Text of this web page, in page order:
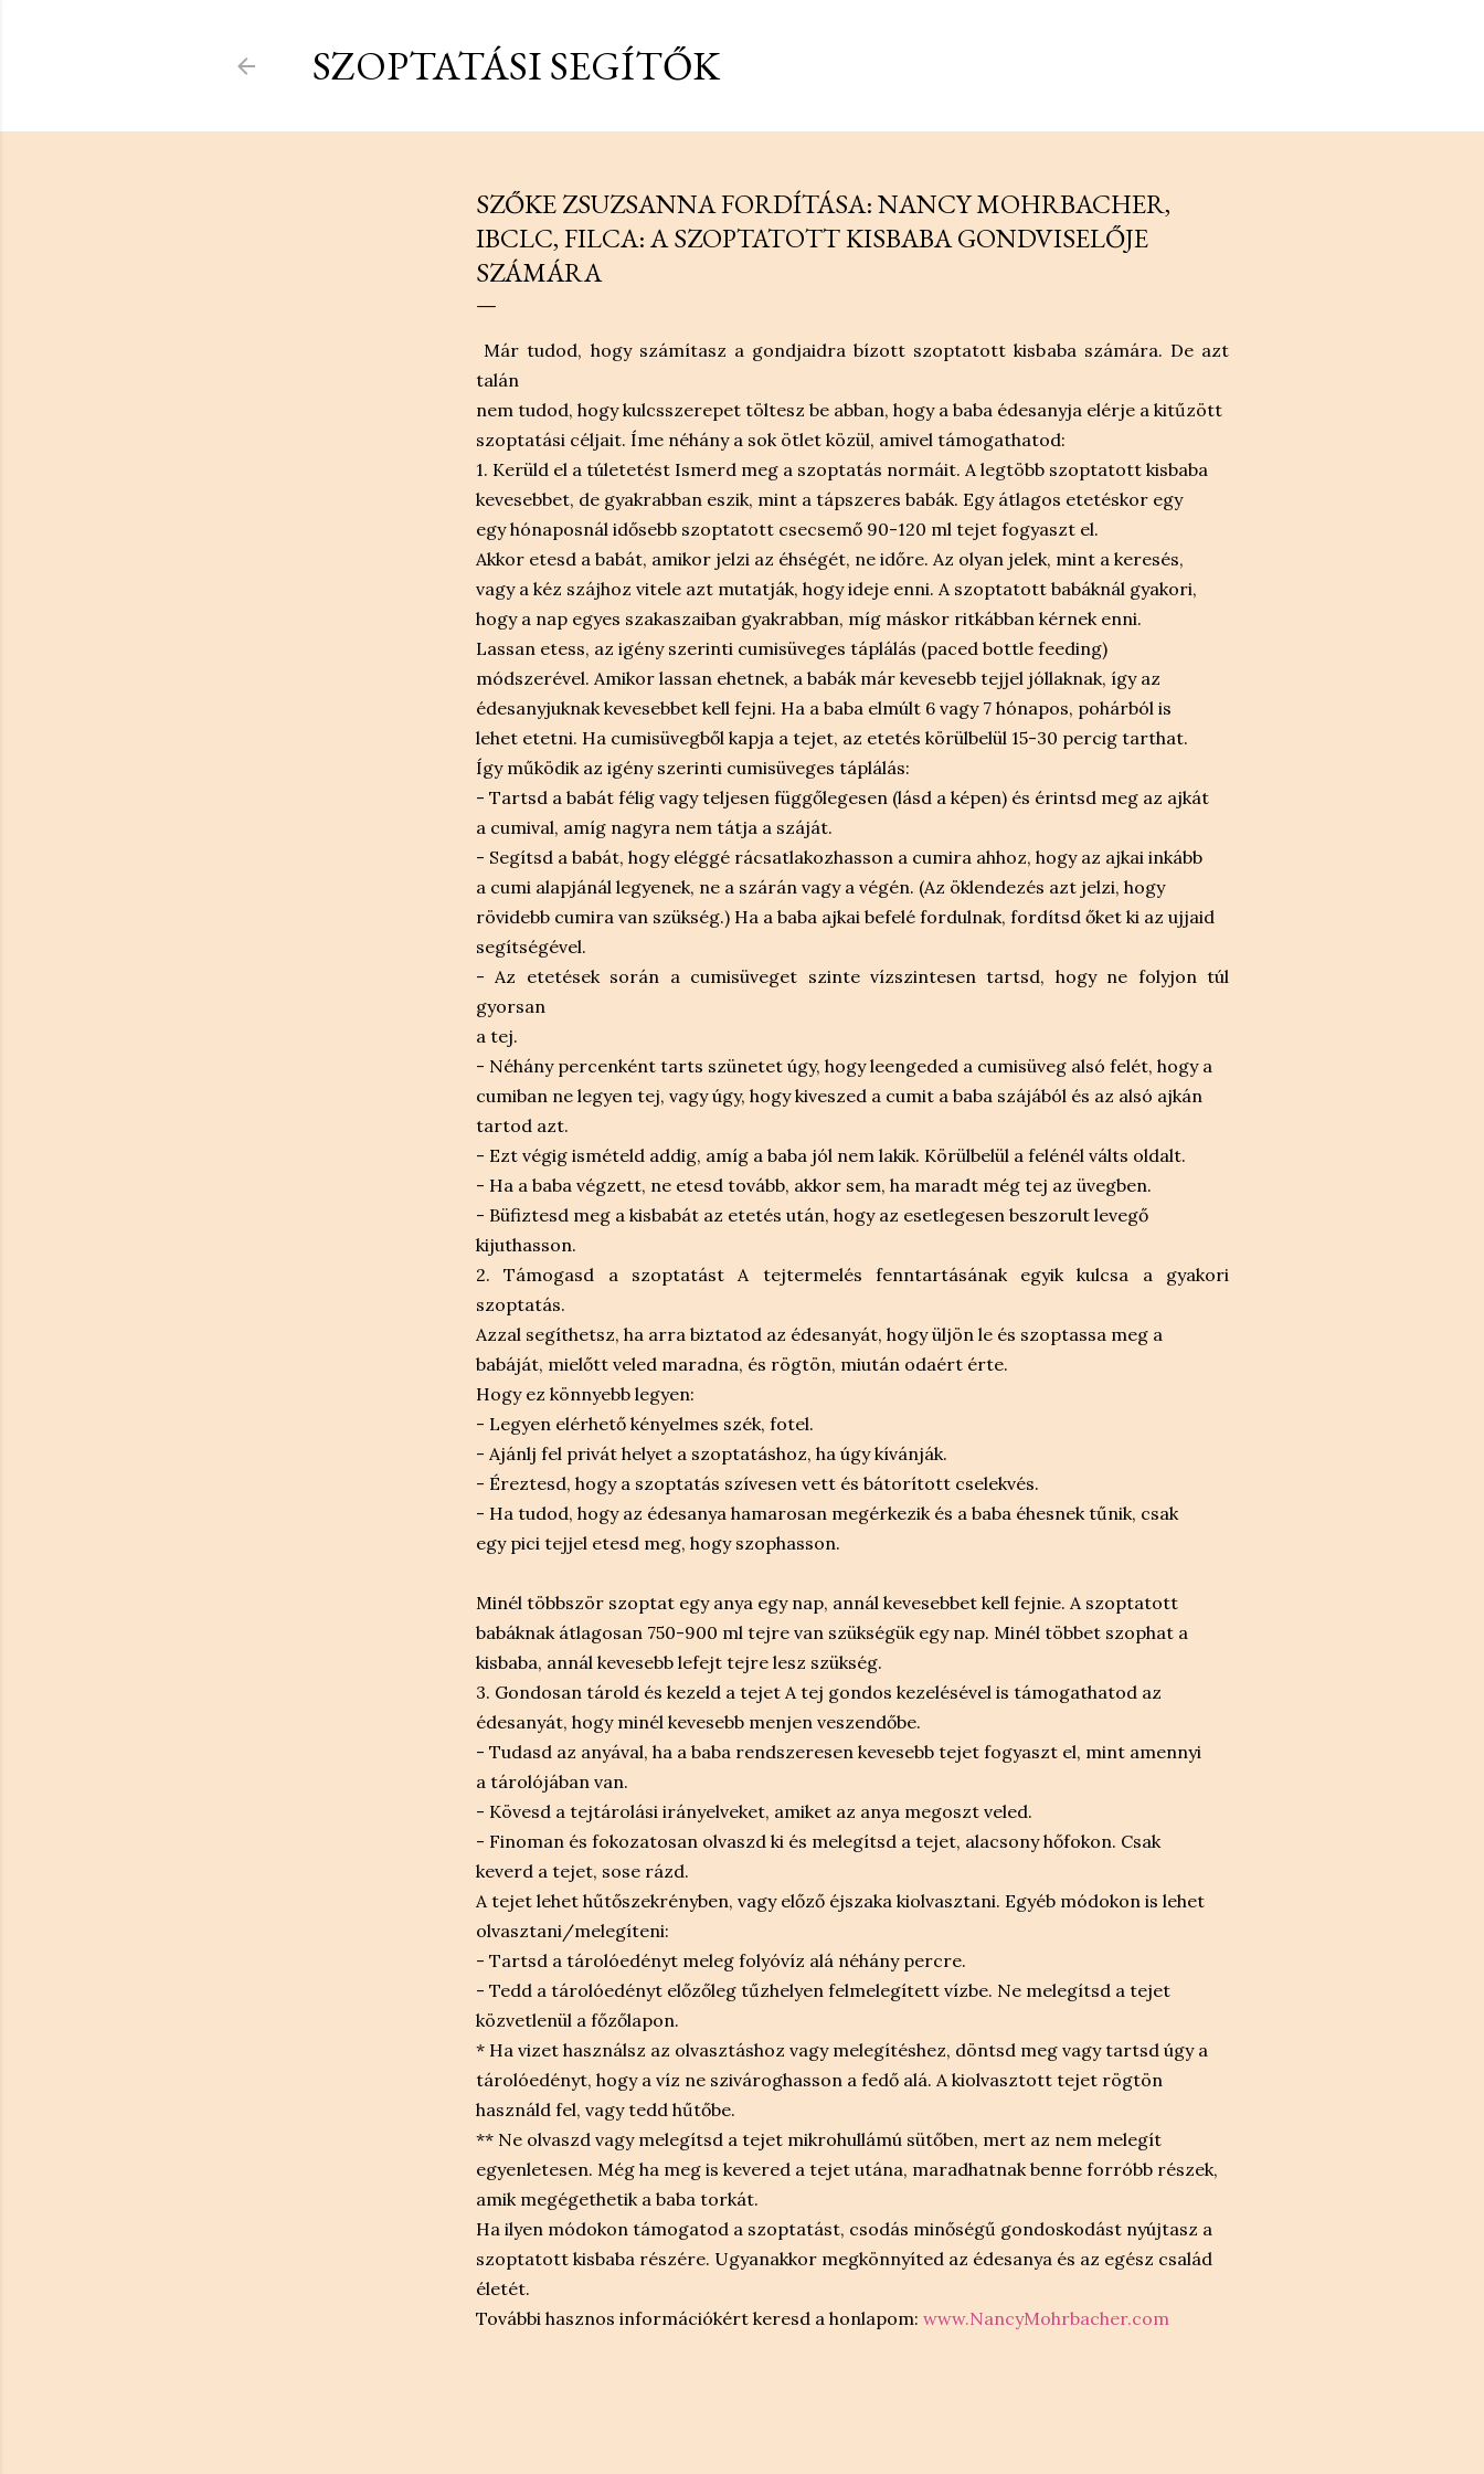
SZOPTATÁSI SEGÍTŐK
SZŐKE ZSUZSANNA FORDÍTÁSA: NANCY MOHRBACHER,
IBCLC, FILCA: A SZOPTATOTT KISBABA GONDVISELŐJE
SZÁMÁRA
Már tudod, hogy számítasz a gondjaidra bízott szoptatott kisbaba számára. De azt
talán
nem tudod, hogy kulcsszerepet töltesz be abban, hogy a baba édesanyja elérje a kitűzött
szoptatási céljait. Íme néhány a sok ötlet közül, amivel támogathatod:
1. Kerüld el a túletetést Ismerd meg a szoptatás normáit. A legtöbb szoptatott kisbaba
kevesebbet, de gyakrabban eszik, mint a tápszeres babák. Egy átlagos etetéskor egy
egy hónaposnál idősebb szoptatott csecsemő 90-120 ml tejet fogyaszt el.
Akkor etesd a babát, amikor jelzi az éhségét, ne időre. Az olyan jelek, mint a keresés,
vagy a kéz szájhoz vitele azt mutatják, hogy ideje enni. A szoptatott babáknál gyakori,
hogy a nap egyes szakaszaiban gyakrabban, míg máskor ritkábban kérnek enni.
Lassan etess, az igény szerinti cumisüveges táplálás (paced bottle feeding)
módszerével. Amikor lassan ehetnek, a babák már kevesebb tejjel jóllaknak, így az
édesanyjuknak kevesebbet kell fejni. Ha a baba elmúlt 6 vagy 7 hónapos, pohárból is
lehet etetni. Ha cumisüvegből kapja a tejet, az etetés körülbelül 15-30 percig tarthat.
Így működik az igény szerinti cumisüveges táplálás:
- Tartsd a babát félig vagy teljesen függőlegesen (lásd a képen) és érintsd meg az ajkát
a cumival, amíg nagyra nem tátja a száját.
- Segítsd a babát, hogy eléggé rácsatlakozhasson a cumira ahhoz, hogy az ajkai inkább
a cumi alapjánál legyenek, ne a szárán vagy a végén. (Az öklendezés azt jelzi, hogy
rövidebb cumira van szükség.) Ha a baba ajkai befelé fordulnak, fordítsd őket ki az ujjaid
segítségével.
- Az etetések során a cumisüveget szinte vízszintesen tartsd, hogy ne folyjon túl
gyorsan
a tej.
- Néhány percenként tarts szünetet úgy, hogy leengeded a cumisüveg alsó felét, hogy a
cumiban ne legyen tej, vagy úgy, hogy kiveszed a cumit a baba szájából és az alsó ajkán
tartod azt.
- Ezt végig ismételd addig, amíg a baba jól nem lakik. Körülbelül a felénél válts oldalt.
- Ha a baba végzett, ne etesd tovább, akkor sem, ha maradt még tej az üvegben.
- Büfiztesd meg a kisbabát az etetés után, hogy az esetlegesen beszorult levegő
kijuthasson.
2. Támogasd a szoptatást A tejtermelés fenntartásának egyik kulcsa a gyakori
szoptatás.
Azzal segíthetsz, ha arra biztatod az édesanyát, hogy üljön le és szoptassa meg a
babáját, mielőtt veled maradna, és rögtön, miután odaért érte.
Hogy ez könnyebb legyen:
- Legyen elérhető kényelmes szék, fotel.
- Ajánlj fel privát helyet a szoptatáshoz, ha úgy kívánják.
- Éreztesd, hogy a szoptatás szívesen vett és bátorított cselekvés.
- Ha tudod, hogy az édesanya hamarosan megérkezik és a baba éhesnek tűnik, csak
egy pici tejjel etesd meg, hogy szophasson.
Minél többször szoptat egy anya egy nap, annál kevesebbet kell fejnie. A szoptatott
babáknak átlagosan 750-900 ml tejre van szükségük egy nap. Minél többet szophat a
kisbaba, annál kevesebb lefejt tejre lesz szükség.
3. Gondosan tárold és kezeld a tejet A tej gondos kezelésével is támogathatod az
édesanyát, hogy minél kevesebb menjen veszendőbe.
- Tudasd az anyával, ha a baba rendszeresen kevesebb tejet fogyaszt el, mint amennyi
a tárolójában van.
- Kövesd a tejtárolási irányelveket, amiket az anya megoszt veled.
- Finoman és fokozatosan olvaszd ki és melegítsd a tejet, alacsony hőfokon. Csak
keverd a tejet, sose rázd.
A tejet lehet hűtőszekrényben, vagy előző éjszaka kiolvasztani. Egyéb módokon is lehet
olvasztani/melegíteni:
- Tartsd a tárolóedényt meleg folyóvíz alá néhány percre.
- Tedd a tárolóedényt előzőleg tűzhelyen felmelegített vízbe. Ne melegítsd a tejet
közvetlenül a főzőlapon.
* Ha vizet használsz az olvasztáshoz vagy melegítéshez, döntsd meg vagy tartsd úgy a
tárolóedényt, hogy a víz ne szivároghasson a fedő alá. A kiolvasztott tejet rögtön
használd fel, vagy tedd hűtőbe.
** Ne olvaszd vagy melegítsd a tejet mikrohullámú sütőben, mert az nem melegít
egyenletesen. Még ha meg is kevered a tejet utána, maradhatnak benne forróbb részek,
amik megégethetik a baba torkát.
Ha ilyen módokon támogatod a szoptatást, csodás minőségű gondoskodást nyújtasz a
szoptatott kisbaba részére. Ugyanakkor megkönnyíted az édesanya és az egész család
életét.
További hasznos információkért keresd a honlapom: www.NancyMohrbacher.com